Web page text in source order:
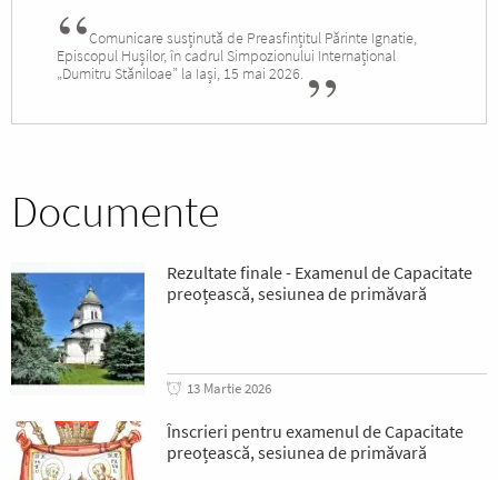
Comunicare susținută de Preasfințitul Părinte Ignatie,
Episcopul Hușilor, în cadrul Simpozionului Internațional
„Dumitru Stăniloae” la Iași, 15 mai 2026.
Documente
Rezultate finale - Examenul de Capacitate
preoțească, sesiunea de primăvară
13 Martie 2026
Înscrieri pentru examenul de Capacitate
preoțească, sesiunea de primăvară